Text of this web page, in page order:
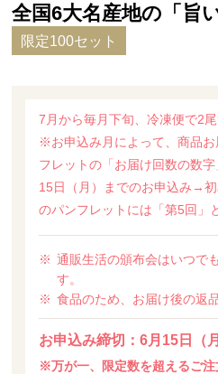
全国6大名産地の「旨
限定100セット
7月から毎月下旬、冷凍便で2尾
※お申込み月によって、商品
フレットの「お届け回数の数
15日（月）までのお申込み→
のパンフレットには「第5回」
通販生活の頒布会はいつで
す。
食品のため、お届け後の返
お申込み締切：6月15日（月
※万が一、限定数を超えるご